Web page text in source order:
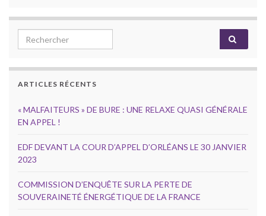
Search for:
ARTICLES RÉCENTS
« MALFAITEURS » DE BURE : UNE RELAXE QUASI GÉNÉRALE
EN APPEL !
EDF DEVANT LA COUR D’APPEL D’ORLÉANS LE 30 JANVIER
2023
COMMISSION D’ENQUÊTE SUR LA PERTE DE
SOUVERAINETÉ ÉNERGÉTIQUE DE LA FRANCE